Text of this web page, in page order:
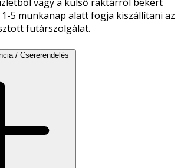
5 munkanap alatt fogja kiszállítani az
futárszolgálat.
/ Csererendelés